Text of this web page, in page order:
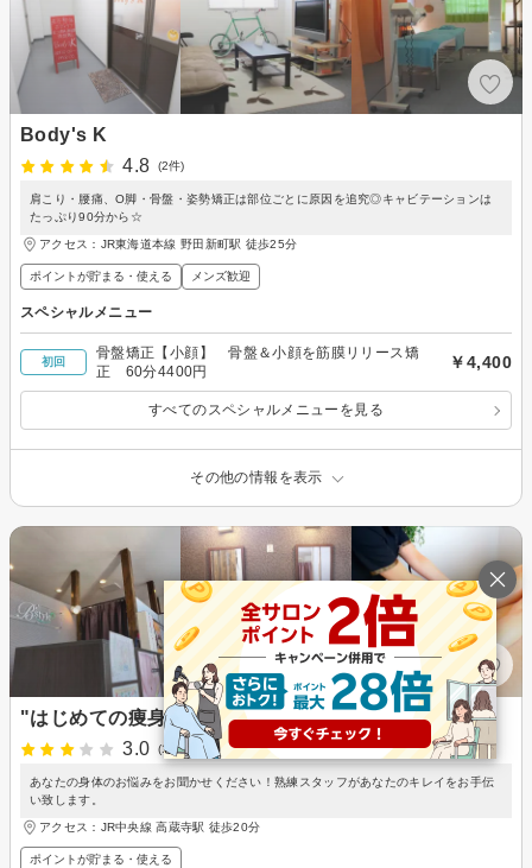
Body's K
4.8
(2件)
肩こり・腰痛、O脚・骨盤・姿勢矯正は部位ごとに原因を追究◎キャビテーションは
たっぷり90分から☆
アクセス：JR東海道本線 野田新町駅 徒歩25分
ポイントが貯まる・使える メンズ歓迎
スペシャルメニュー
初回
骨盤矯正【小顔】 骨盤＆小顔を筋膜リリース矯
正 60分4400円
￥4,400
すべてのスペシャルメニューを見る
その他の情報を表示
"はじめての痩身"専門店B'style 春日井店
3.0
(1件)
あなたの身体のお悩みをお聞かせください！熟練スタッフがあなたのキレイをお手伝
い致します。
アクセス：JR中央線 高蔵寺駅 徒歩20分
ポイントが貯まる・使える